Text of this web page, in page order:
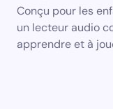
Conçu pour les
un lecteur audio
apprendre et à